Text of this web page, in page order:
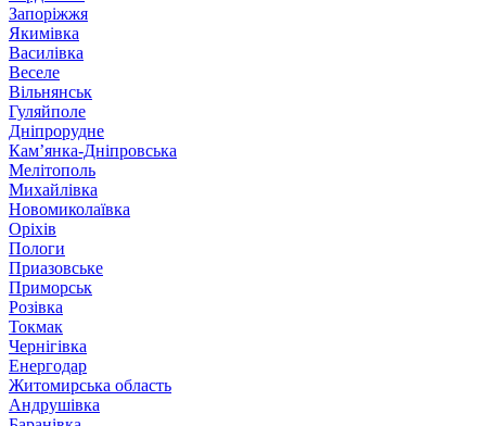
Запоріжжя
Якимівка
Василівка
Веселе
Вільнянськ
Гуляйполе
Дніпрорудне
Кам’янка-Дніпровська
Мелітополь
Михайлівка
Новомиколаївка
Оріхів
Пологи
Приазовське
Приморськ
Розівка
Токмак
Чернігівка
Енергодар
Житомирська область
Андрушівка